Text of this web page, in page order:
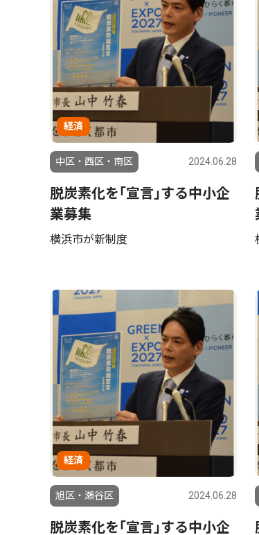
経済
中区・西区・南区 2024.06.28
脱炭素化を｢宣言｣する中小企
業募集
横浜市が新制度
経済
旭区・瀬谷区 2024.06.28
脱炭素化を｢宣言｣する中小企